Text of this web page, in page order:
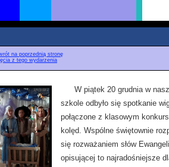
na poprzednią stronę
z tego wydarzenia
W piątek 20 grudnia w
szkole odbyło się spotkanie
połączone z klasowym
kolęd. Wspólne świętownie
się rozważaniem słów
opisującej to najradośniejsze